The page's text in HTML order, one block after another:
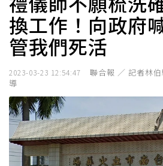
換工作！向政府
管我們死活
2023-03-23 12:54:47
聯合報 ／ 記者林
導